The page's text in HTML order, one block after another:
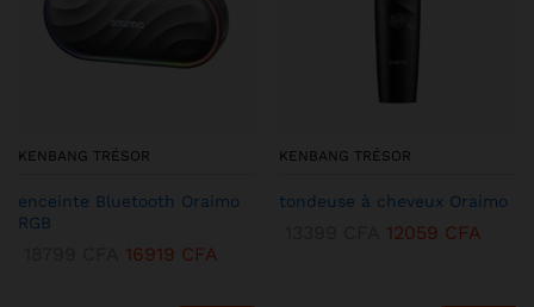
KENBANG TRÉSOR
enceinte Bluetooth Oraimo
RGB
16919 CFA
KENBANG TRÉSOR
tondeuse à cheveux Oraimo
12059 CFA